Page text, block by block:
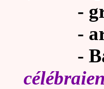
- gr.
-
-